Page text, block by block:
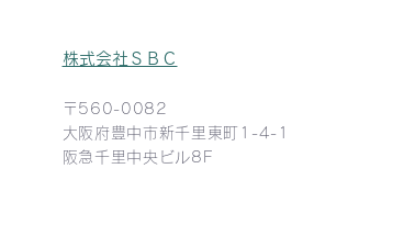
株式会社ＳＢＣ​
〒560-0082
​大阪府豊中市新千里東町1-4-1
阪急千里中央ビル8F